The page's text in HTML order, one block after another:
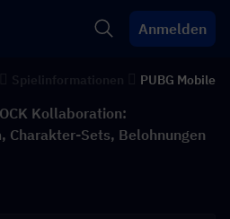
Anmelden
PUBG Mobile
Kollaboration:
Charakter-Sets, Belohnungen